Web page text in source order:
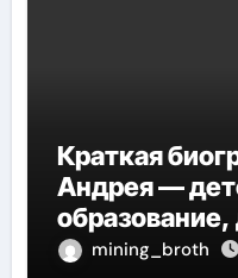
Краткая
Андрея —
образование,
русской
mining_broth